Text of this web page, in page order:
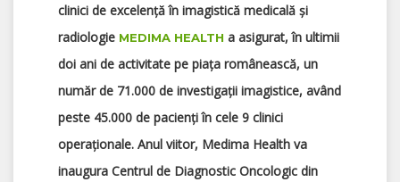
clinici de excelență în imagistică medicală și
radiologie MEDIMA HEALTH a asigurat, în ultimii
doi ani de activitate pe piața românească, un
număr de 71.000 de investigații imagistice, având
peste 45.000 de pacienți în cele 9 clinici
operaționale. Anul viitor, Medima Health va
inaugura Centrul de Diagnostic Oncologic din